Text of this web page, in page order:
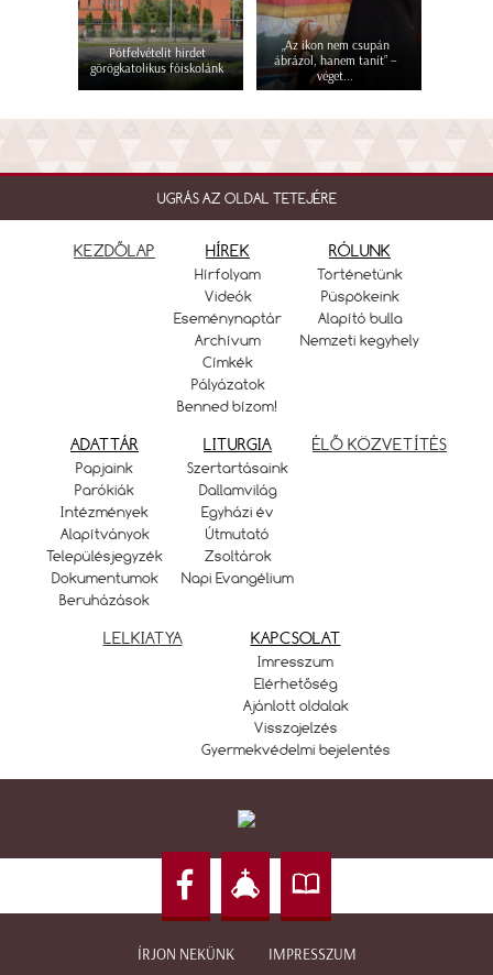
Pótfelvételit hirdet
görögkatolikus főiskolánk
„Az ikon nem csupán
ábrázol, hanem tanít” –
véget...
UGRÁS AZ OLDAL TETEJÉRE
KEZDŐLAP HÍREK
Hírfolyam
Videók
Eseménynaptár
Archívum
Címkék
Pályázatok
Benned bízom!
RÓLUNK
Történetünk
Püspökeink
Alapító bulla
Nemzeti kegyhely
ADATTÁR
Papjaink
Parókiák
Intézmények
Alapítványok
Településjegyzék
Dokumentumok
Beruházások
LITURGIA
Szertartásaink
Dallamvilág
Egyházi év
Útmutató
Zsoltárok
Napi Evangélium
ÉLŐ KÖZVETÍTÉS
LELKIATYA KAPCSOLAT
Imresszum
Elérhetőség
Ajánlott oldalak
Visszajelzés
Gyermekvédelmi bejelentés
ÍRJON NEKÜNK IMPRESSZUM